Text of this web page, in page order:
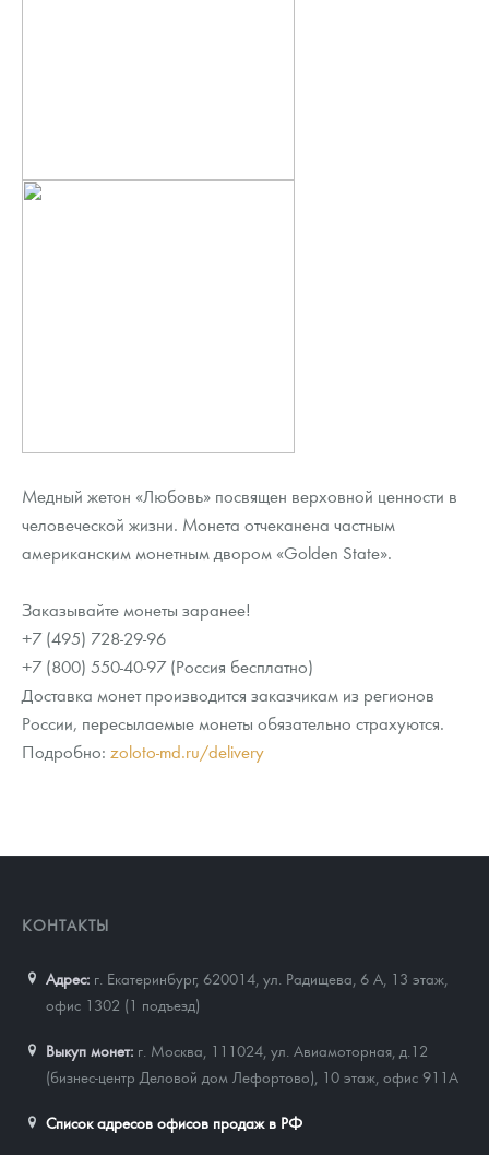
Медный жетон «Любовь» посвящен верховной ценности в
человеческой жизни. Монета отчеканена частным
американским монетным двором «Golden State».
Заказывайте монеты заранее!
+7 (495) 728-29-96
+7 (800) 550-40-97 (Россия бесплатно)
Доставка монет производится заказчикам из регионов
России, пересылаемые монеты обязательно страхуются.
Подробно: zoloto-md.ru/delivery
КОНТАКТЫ
Адрес: г. Екатеринбург, 620014 ул. Радищева, 6 А, 13 этаж,
офис 1302 (1 подъезд)
Выкуп монет: г. Москва, 111024, ул. Авиамоторная, д.12
(бизнес-центр Деловой дом Лефортово), 10 этаж, офис 911А
Список адресов офисов продаж в РФ